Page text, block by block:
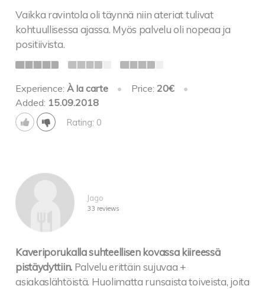
Vaikka ravintola oli täynnä niin ateriat tulivat
kohtuullisessa ajassa. Myös palvelu oli nopeaa ja
positiivista.
Experience:À la carte • Price: 20€
•
Added: 15.09.2018
Rating: 0
Jago
33 reviews
Kaveriporukalla suhteellisen kovassa kiireessä
pistäydyttiin. Palvelu erittäin sujuvaa +
asiakaslähtöistä. Huolimatta runsaista toiveista, joita